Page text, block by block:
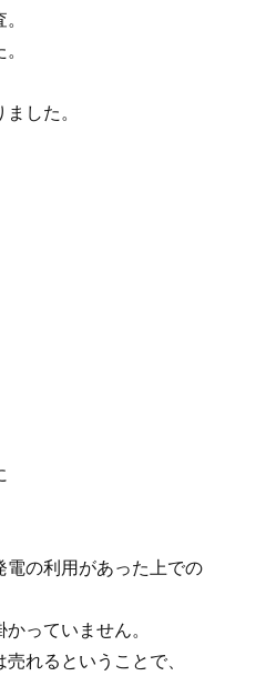
した。
電の利用があった上での
っていません。
れるということで、